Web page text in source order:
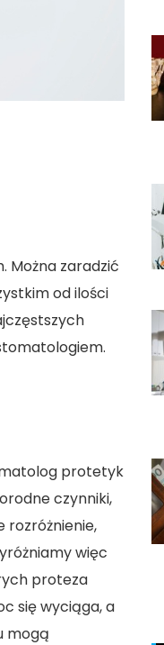
Można zaradzić
od ilości
protetyk
czynniki,
rozróżnienie,
więc
proteza
się wyciąga, a
mogą